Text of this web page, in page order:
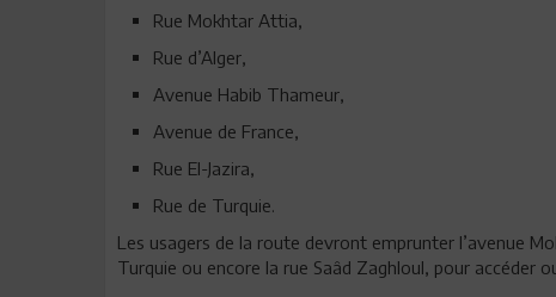
Rue Mokhtar Attia,
Rue d’Alger,
Avenue Habib Thameur,
Avenue de France,
Rue El-Jazira,
Rue de Turquie.
Les usagers de la route devront emprunter l’avenue
Turquie ou encore la rue Saâd Zaghloul, pour accéder